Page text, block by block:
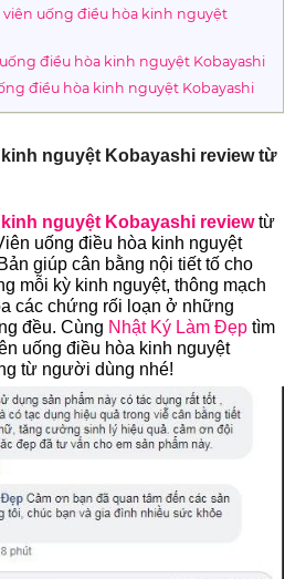
uống điều hòa kinh nguyệt
điều hòa kinh nguyệt Kobayashi
điều hòa kinh nguyệt Kobayashi
nguyệt Kobayashi review từ
nguyệt Kobayashi reviewtừ
uống điều hòa kinh nguyệt
giúp cân bằng nội tiết tố cho
mỗi kỳ kinh nguyệt, thông mạch
các chứng rối loạn ở những
đều. Cùng Nhật Ký Làm Đẹp tìm
uống điều hòa kinh nguyệt
từ người dùng nhé!